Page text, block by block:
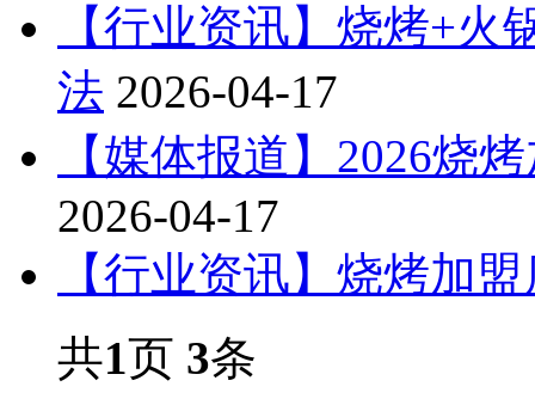
【行业资讯】烧烤+
法 2026-04-17
【媒体报道】2026烧
2026-04-17
【行业资讯】烧烤加
共1页 3条